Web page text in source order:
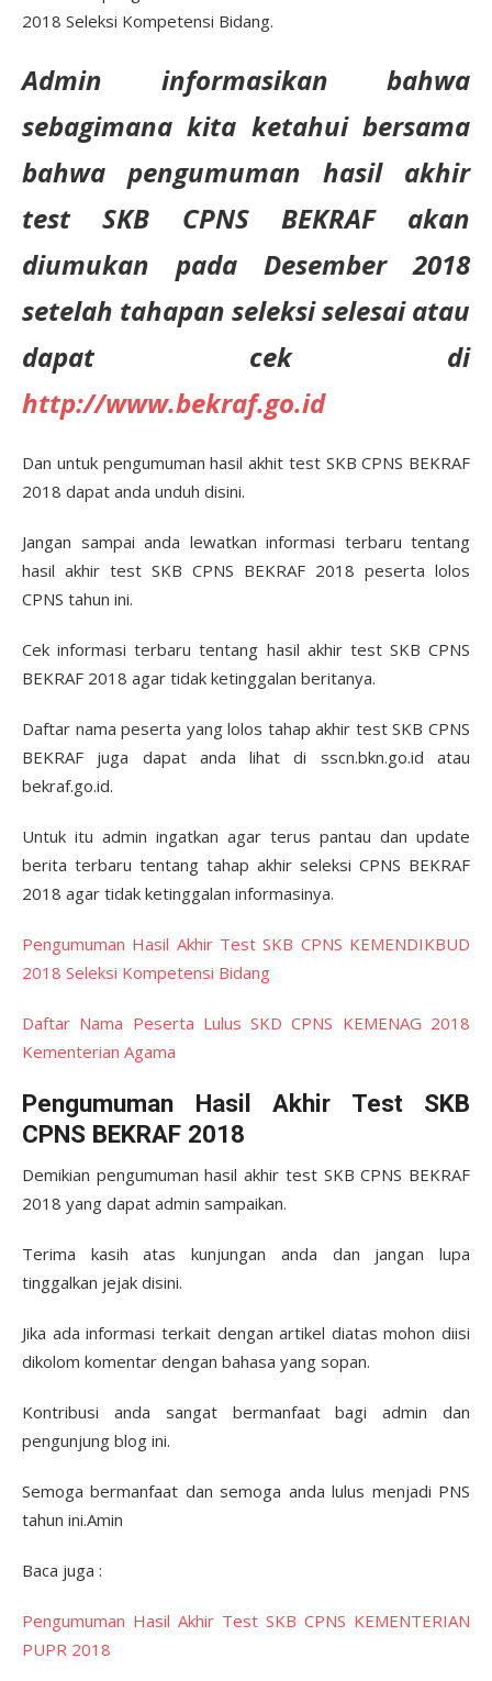
2018 Seleksi Kompetensi Bidang.
Admin informasikan bahwa
sebagimana kita ketahui bersama
bahwa pengumuman hasil akhir
test SKB CPNS BEKRAF akan
diumukan pada Desember 2018
setelah tahapan seleksi selesai atau
dapat cek di
http://www.bekraf.go.id
Dan untuk pengumuman hasil akhit test SKB CPNS BEKRAF
2018 dapat anda unduh disini.
Jangan sampai anda lewatkan informasi terbaru tentang
hasil akhir test SKB CPNS BEKRAF 2018 peserta lolos
CPNS tahun ini.
Cek informasi terbaru tentang hasil akhir test SKB CPNS
BEKRAF 2018 agar tidak ketinggalan beritanya.
Daftar nama peserta yang lolos tahap akhir test SKB CPNS
BEKRAF juga dapat anda lihat di sscn.bkn.go.id atau
bekraf.go.id.
Untuk itu admin ingatkan agar terus pantau dan update
berita terbaru tentang tahap akhir seleksi CPNS BEKRAF
2018 agar tidak ketinggalan informasinya.
Pengumuman Hasil Akhir Test SKB CPNS KEMENDIKBUD
2018 Seleksi Kompetensi Bidang
Daftar Nama Peserta Lulus SKD CPNS KEMENAG 2018
Kementerian Agama
Pengumuman Hasil Akhir Test SKB
CPNS BEKRAF 2018
Demikian pengumuman hasil akhir test SKB CPNS BEKRAF
2018 yang dapat admin sampaikan.
Terima kasih atas kunjungan anda dan jangan lupa
tinggalkan jejak disini.
Jika ada informasi terkait dengan artikel diatas mohon diisi
dikolom komentar dengan bahasa yang sopan.
Kontribusi anda sangat bermanfaat bagi admin dan
pengunjung blog ini.
Semoga bermanfaat dan semoga anda lulus menjadi PNS
tahun ini.Amin
Baca juga :
Pengumuman Hasil Akhir Test SKB CPNS KEMENTERIAN
PUPR 2018